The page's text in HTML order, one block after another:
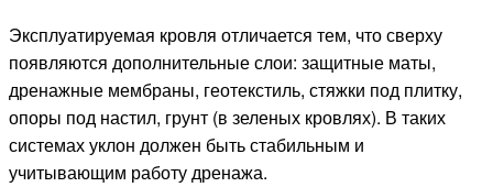
Эксплуатируемая кровля отличается тем, что сверху
появляются дополнительные слои: защитные маты,
дренажные мембраны, геотекстиль, стяжки под плитку,
опоры под настил, грунт (в зеленых кровлях). В таких
системах уклон должен быть стабильным и
учитывающим работу дренажа.